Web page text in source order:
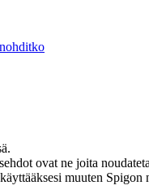
ovat ne joita
muuten Spigon